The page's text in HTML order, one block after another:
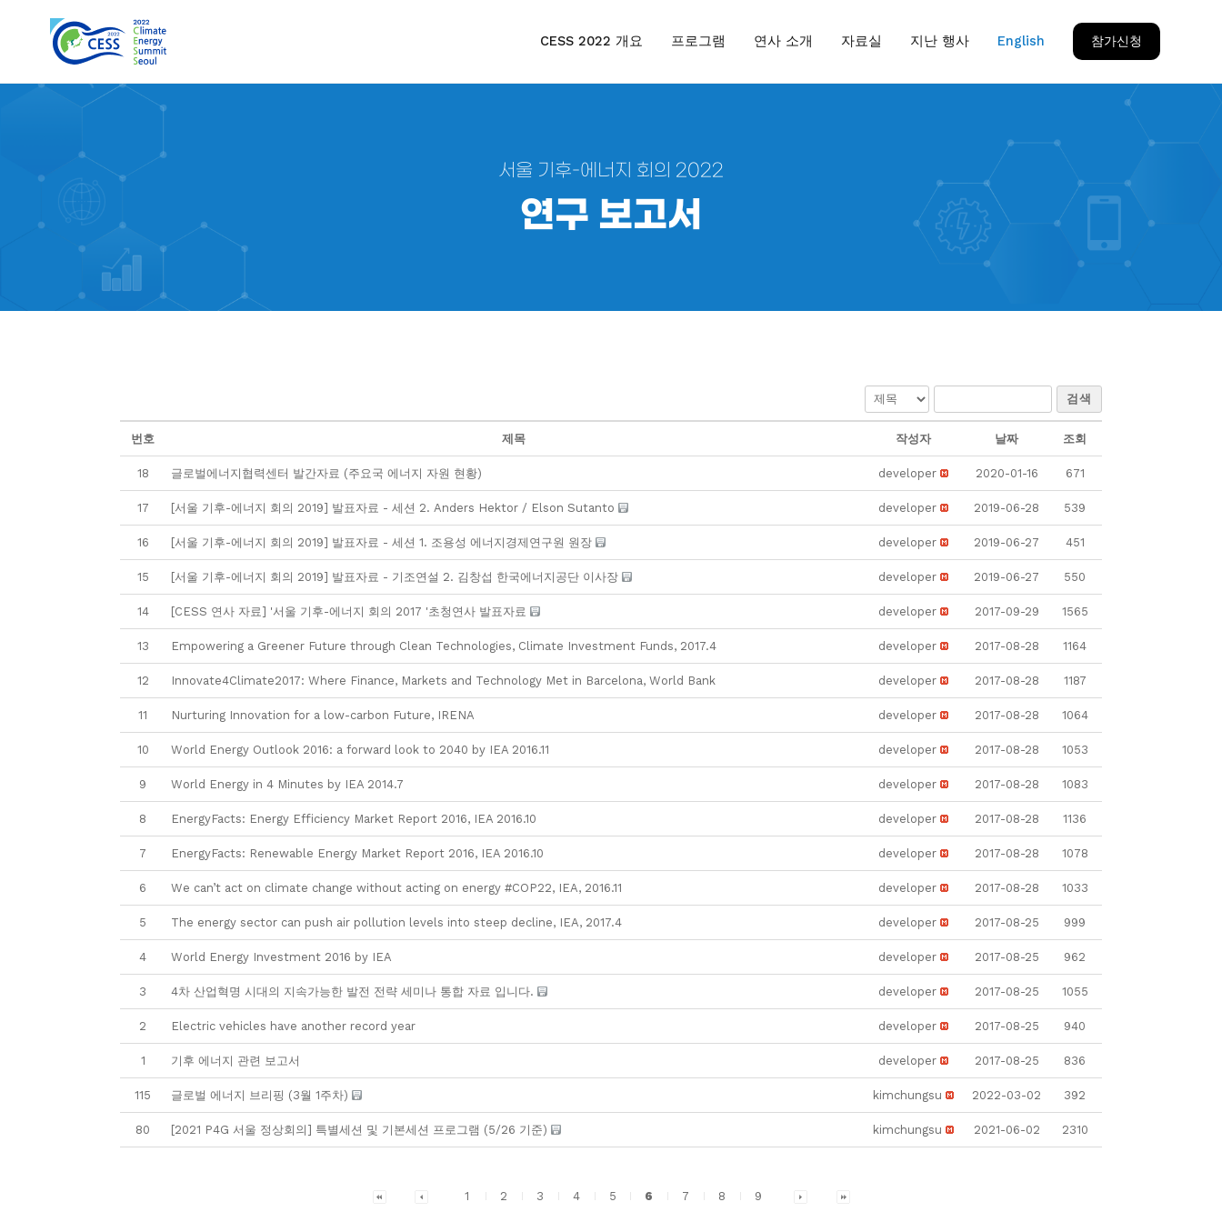
CESS 2022 개요 프로그램 연사 소개 자료실 지난 행사 English 참가신청
서울 기후-에너지 회의 2022
연구 보고서
검색
번호 제목 작성자 날짜 조회
18 글로벌에너지협력센터 발간자료 (주요국 에너지 자원 현황) developer 2020-01-16 671
17 [서울 기후-에너지 회의 2019] 발표자료 - 세션 2. Anders Hektor / Elson Sutanto developer 2019-06-28 539
16 [서울 기후-에너지 회의 2019] 발표자료 - 세션 1. 조용성 에너지경제연구원 원장 developer 2019-06-27 451
15 [서울 기후-에너지 회의 2019] 발표자료 - 기조연설 2. 김창섭 한국에너지공단 이사장 developer 2019-06-27 550
14 [CESS 연사 자료] '서울 기후-에너지 회의 2017 '초청연사 발표자료 developer 2017-09-29 1565
13 Empowering a Greener Future through Clean Technologies, Climate Investment Funds, 2017.4 developer 2017-08-28 1164
12 Innovate4Climate2017: Where Finance, Markets and Technology Met in Barcelona, World Bank developer 2017-08-28 1187
11 Nurturing Innovation for a low-carbon Future, IRENA developer 2017-08-28 1064
10 World Energy Outlook 2016: a forward look to 2040 by IEA 2016.11 developer 2017-08-28 1053
9 World Energy in 4 Minutes by IEA 2014.7 developer 2017-08-28 1083
8 EnergyFacts: Energy Efficiency Market Report 2016, IEA 2016.10 developer 2017-08-28 1136
7 EnergyFacts: Renewable Energy Market Report 2016, IEA 2016.10 developer 2017-08-28 1078
6 We can’t act on climate change without acting on energy #COP22, IEA, 2016.11 developer 2017-08-28 1033
5 The energy sector can push air pollution levels into steep decline, IEA, 2017.4 developer 2017-08-25 999
4 World Energy Investment 2016 by IEA developer 2017-08-25 962
3 4차 산업혁명 시대의 지속가능한 발전 전략 세미나 통합 자료 입니다. developer 2017-08-25 1055
2 Electric vehicles have another record year developer 2017-08-25 940
1 기후 에너지 관련 보고서 developer 2017-08-25 836
115 글로벌 에너지 브리핑 (3월 1주차) kimchungsu 2022-03-02 392
80 [2021 P4G 서울 정상회의] 특별세션 및 기본세션 프로그램 (5/26 기준) kimchungsu 2021-06-02 2310
1 2 3 4 5 6 7 8 9